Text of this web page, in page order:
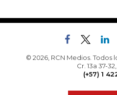
© 2026, RCN Medios. Todos
Cr. 13a 37-
(+57) 1